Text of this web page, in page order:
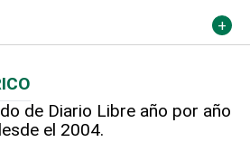
de Diario Libre año por año
el 2004.